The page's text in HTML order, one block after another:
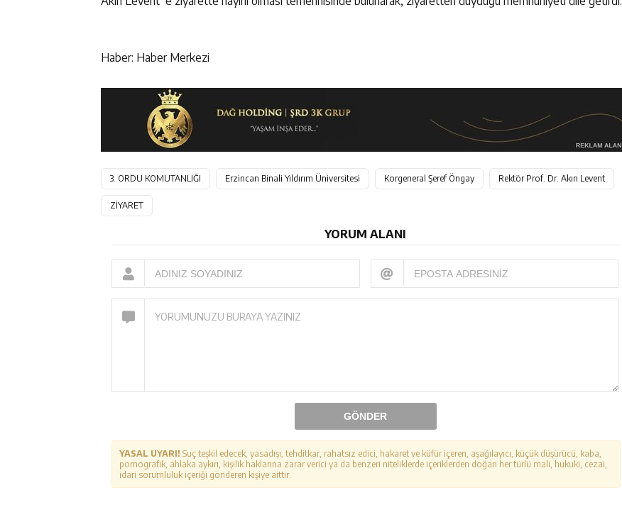
Haber: Haber Merkezi
3. ORDU KOMUTANLIĞI Erzincan Binali Yıldırım Üniversitesi Korgeneral Şeref Öngay Rektör Prof. Dr. Akın Levent
ZİYARET
YORUM ALANI
GÖNDER
YASAL UYARI! Suç teşkil edecek, yasadışı, tehditkar, rahatsız edici, hakaret ve küfür içeren, aşağılayıcı, küçük düşürücü, kaba,
pornografik, ahlaka aykırı, kişilik haklarına zarar verici ya da benzeri niteliklerde içeriklerden doğan her türlü mali, hukuki, cezai,
idari sorumluluk içeriği gönderen kişiye aittir.